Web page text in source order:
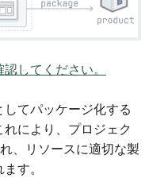
してください。
てパッケージ化する
により、プロジェク
、リソースに適切な製
す。